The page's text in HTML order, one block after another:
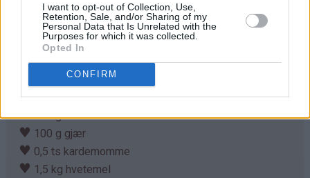
I want to opt-out of Collection, Use,
Retention, Sale, and/or Sharing of my
Personal Data that Is Unrelated with the
Purposes for which it was collected.
Opted In
CONFIRM
Ingredienser
1 liter melk
♥300 g smør
♥250 g melis
♥ 100 g gjær
♥ 0,5 ts kardemomme
♥ 1,5 kg hvetemel